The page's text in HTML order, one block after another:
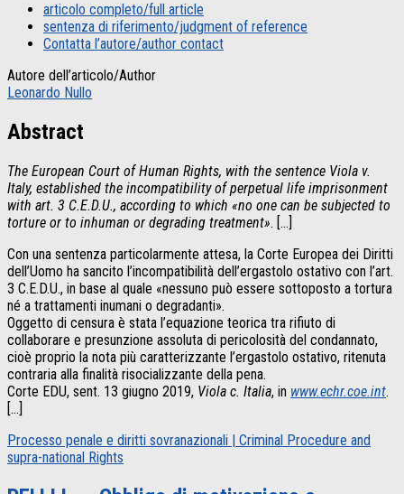
articolo completo/full article
sentenza di riferimento/judgment of reference
Contatta l’autore/author contact
Autore dell’articolo/Author
Leonardo Nullo
Abstract
The European Court of Human Rights, with the sentence Viola v.
Italy, established the incompatibility of perpetual life imprisonment
with art. 3 C.E.D.U., according to which «no one can be subjected to
torture or to inhuman or degrading treatment». […]
Con una sentenza particolarmente attesa, la Corte Europea dei Diritti
dell’Uomo ha sancito l’incompatibilità dell’ergastolo ostativo con l’art.
3 C.E.D.U., in base al quale «nessuno può essere sottoposto a tortura
né a trattamenti inumani o degradanti».
Oggetto di censura è stata l’equazione teorica tra rifiuto di
collaborare e presunzione assoluta di pericolosità del condannato,
cioè proprio la nota più caratterizzante l’ergastolo ostativo, ritenuta
contraria alla finalità risocializzante della pena.
Corte EDU, sent. 13 giugno 2019, Viola c. Italia, in www.echr.coe.int.
[…]
Processo penale e diritti sovranazionali | Criminal Procedure and
supra-national Rights